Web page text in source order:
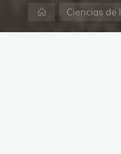
PáginaCiencias de